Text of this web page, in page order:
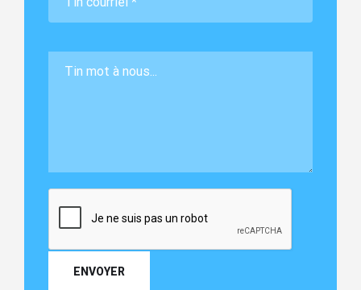
ENVOYER